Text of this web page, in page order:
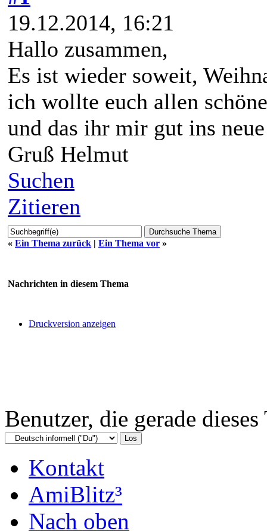
19.12.2014, 16:21
Hallo zusammen,
Es ist wieder soweit,
ich wollte euch allen
und das ihr mir gut ins
Gruß Helmut
Suchen
Zitieren
« Ein Thema zurück | Ein Thema vor »
Nachrichten in diesem Thema
Druckversion anzeigen
Benutzer, die gerade
Kontakt
AmiBlitz³
Nach oben